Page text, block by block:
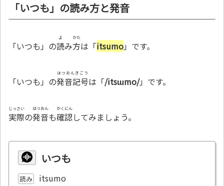
「いつも」の読み方と発音
「いつも」の読
よ
み方
かた
は「itsumo」です。
「いつも」の発音記号
はつおんきごう
は「/itsɯmo/」です。
実際
じっさい
の発音
はつおん
も確認
かくにん
してみましょう。
いつも
読み itsumo